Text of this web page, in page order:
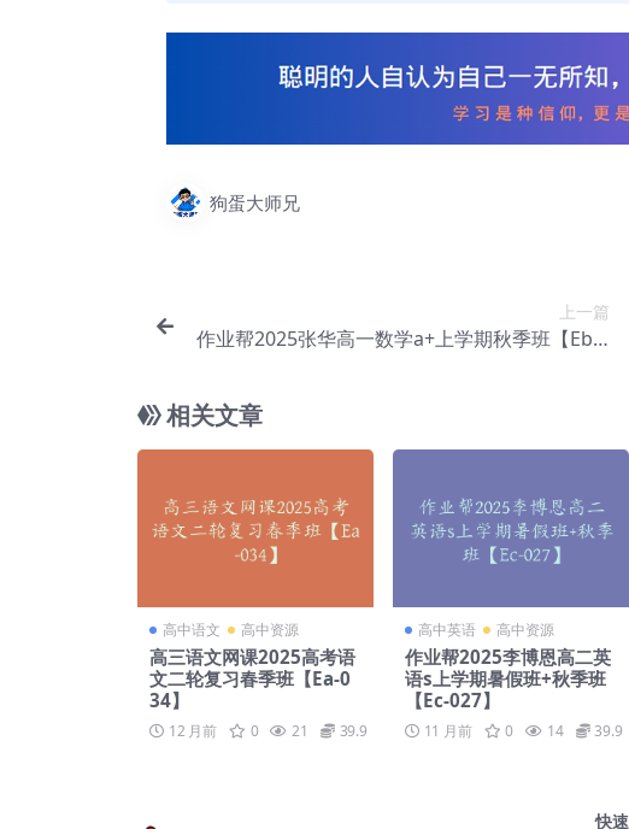
狗蛋大师兄
上一篇
作业帮2025张华高一数学a+上学期秋季班【Eb-0
相关文章
高中语文 高中资源
高三语文网课2025高考语
文二轮复习春季班【Ea-0
34】
12 月前 0 21 39.9
高中英语 高中资源
作业帮2025李博恩高二英
语s上学期暑假班+秋季班
【Ec-027】
11 月前 0 14 39.9
快